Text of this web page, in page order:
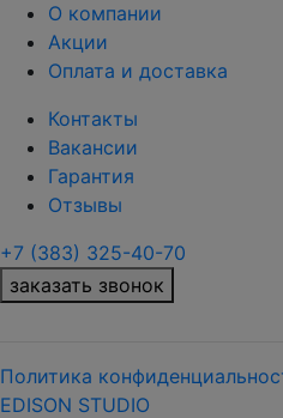
О компании
Акции
Оплата и доставка
Контакты
Вакансии
Гарантия
Отзывы
+7 (383) 325-40-70
заказать звонок
Политика
EDISON STUDIO